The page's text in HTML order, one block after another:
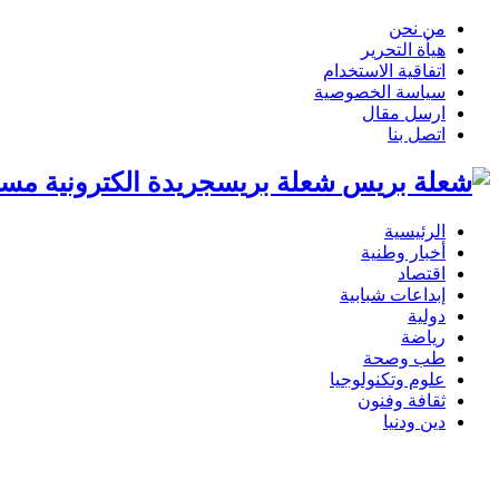
من نحن
هيأة التحرير
اتفاقية الاستخدام
سياسة الخصوصية
ارسل مقال
اتصل بنا
شعلة بريسجريدة الكترونية
الرئيسية
أخبار وطنية
اقتصاد
إبداعات شبابية
دولية
رياضة
طب وصحة
علوم وتكنولوجيا
ثقافة وفنون
دين ودنيا